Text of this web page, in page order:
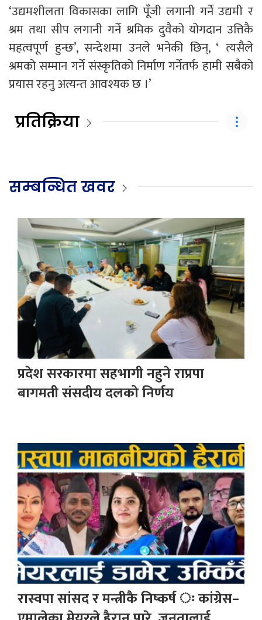
‘उद्यमशीलता विकासका लागि पूँजी लगानी गर्ने उद्यमी र
श्रम तथा सीप लगानी गर्ने श्रमिक दुवैको योगदान उत्तिकै
महत्वपूर्ण हुन्छ’, सन्देशमा उनले भनेकी छिन्, ‘ त्यसैले
श्रमको सम्मान गर्ने संस्कृतिको निर्माण गर्नेतर्फ हामी सबैको
प्रयास रहनु अत्यन्त आवश्यक छ ।’
प्रतिक्रिया
सम्बन्धित खवर
प्रदेश सरकारमा सहभागी नहुने राप्रपा
बागमती संसदीय दलको निर्णय
रास्वपा सांसद र मन्त्रीकै निष्कर्ष ः कांग्रेस–